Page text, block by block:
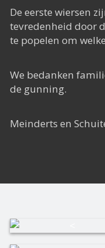
De eerste wiersen
tevredenheid door
te popelen om
We bedanken
de gunning.
Meinderts en